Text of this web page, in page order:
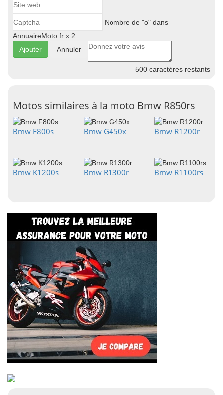
Nombre de "o" dans
AnnuaireMoto.fr x 2
Annuler
500 caractères restants
Motos similaires à la moto Bmw R850rs
Bmw F800s Bmw G450x Bmw R1200r
Bmw K1200s Bmw R1300r Bmw R1100rs